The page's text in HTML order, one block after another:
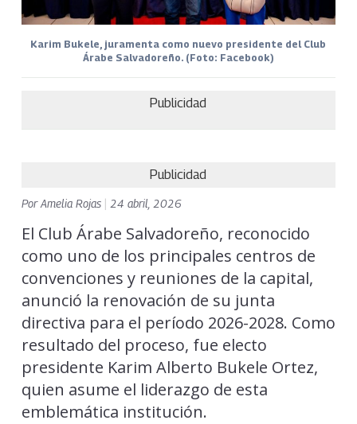
Karim Bukele, juramenta como nuevo presidente del Club
Árabe Salvadoreño. (Foto: Facebook)
Publicidad
Publicidad
PorAmelia Rojas 24 abril, 2026
El Club Árabe Salvadoreño, reconocido
como uno de los principales centros de
convenciones y reuniones de la capital,
anunció la renovación de su junta
directiva para el período 2026-2028. Como
resultado del proceso, fue electo
presidente Karim Alberto Bukele Ortez,
quien asume el liderazgo de esta
emblemática institución.